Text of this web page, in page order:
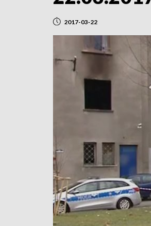
2017-03-22